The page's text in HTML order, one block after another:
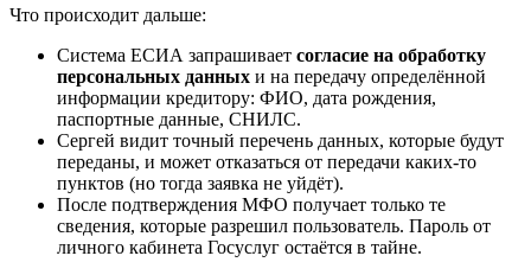
Что происходит дальше:
Система ЕСИА запрашивает согласие на обработку
персональных данных и на передачу определённой
информации кредитору: ФИО, дата рождения,
паспортные данные, СНИЛС.
Сергей видит точный перечень данных, которые будут
переданы, и может отказаться от передачи каких-то
пунктов (но тогда заявка не уйдёт).
После подтверждения МФО получает только те
сведения, которые разрешил пользователь. Пароль от
личного кабинета Госуслуг остаётся в тайне.